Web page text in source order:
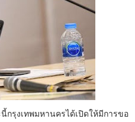
กรุงเทพมหานครได้เปิดให้มีการขอ